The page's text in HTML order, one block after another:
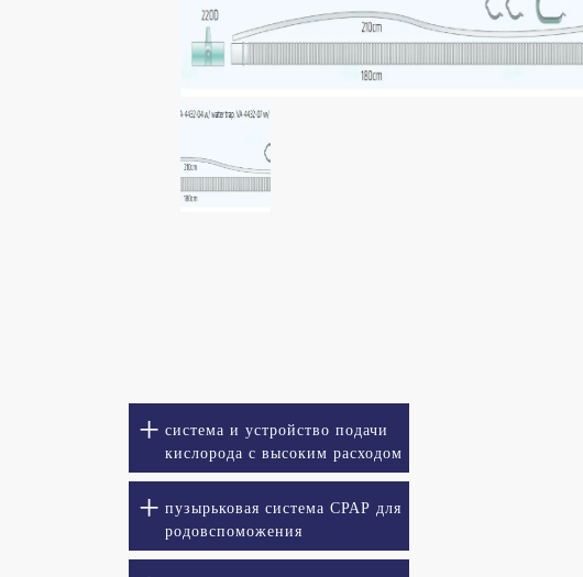
система и устройство подачи
кислорода с высоким расходом
пузырьковая система СРАР для
родовспоможения